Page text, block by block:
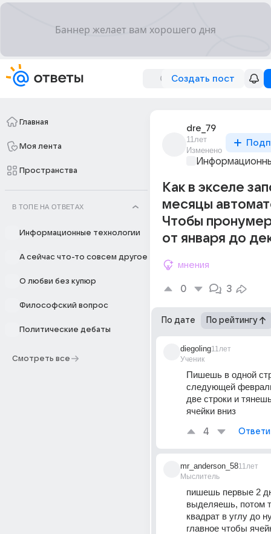
Создать пост
Главная
Моя лента
Пространства
В ТОПЕ НА ОТВЕТАХ
Информационные технологии
А сейчас что-то совсем другое
О любви без купюр
Философский вопрос
Политические дебаты
Смотреть все
dre_79
11лет
Изменено
Как в экселе
месяцы
Чтобы
от января до
мнения
0 3
По дате По рейтингу
diegoling
Ученик
11лет
Пишешь в одной
следующей
две строки и
ячейки вниз
4
mr_anderson_58
Мыслитель
11лет
пишешь первые 2
выделяешь, потом
квадрат в углу до
главное чтобы